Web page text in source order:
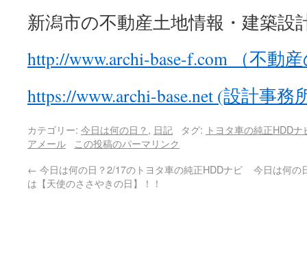
新潟市の不動産土地情報・建築設
http://www.archi-base-f.com （不動
https://www.archi-base.net (設計事
カテゴリー: 今日は何の日？ , 日記 タグ: トヨタ車の純正HDD
アメール
この投稿のパーマリンク
← 今日は何の日？2/17のトヨタ車の純正HDDナビ
は【天使のささやきの日】！！
今日は何の